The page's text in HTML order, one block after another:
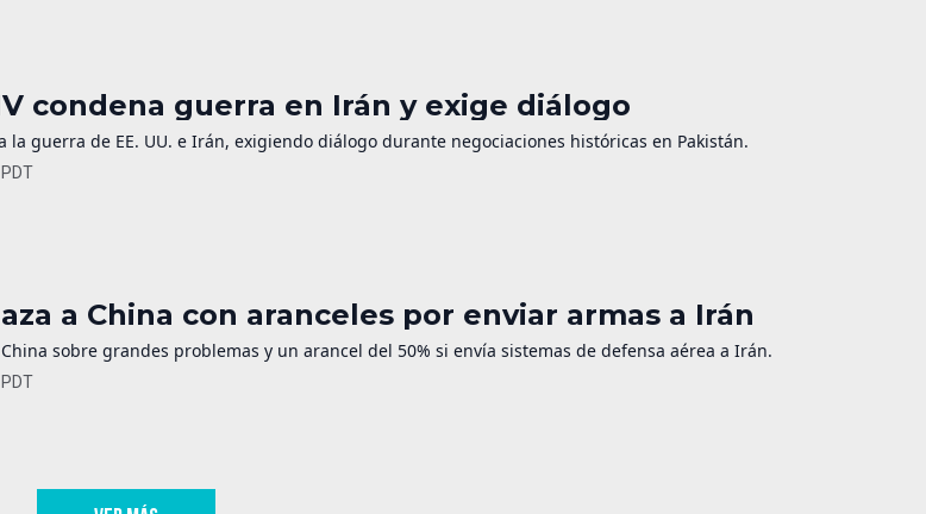
condena guerra en Irán y exige diálogo
la guerra de EE. UU. e Irán, exigiendo diálogo durante negociaciones históricas en Pakistán.
a China con aranceles por enviar armas a Irán
sobre grandes problemas y un arancel del 50% si envía sistemas de defensa aérea a Irán.